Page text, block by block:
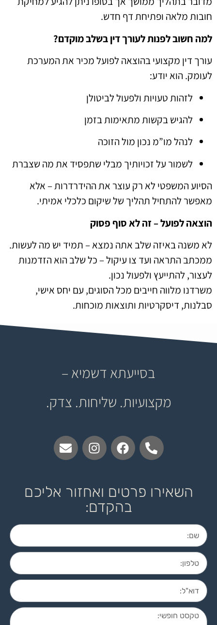
חובות מלאה ופתיחת דף חדש.
למה חשוב לפנות לעורך דין בשלב מוקדם?
עורך דין מקצועי בהוצאה לפועל מכיר את המערכת
לעומק. הוא יודע:
לזהות טעויות ולפעול לביטולן
להגיש בקשות מתאימות בזמן
לנהל מו”מ נכון מול הזוכה
לשמור על זכויותיך מבלי שתפסיד את מה שצברת
הסיוע המשפטי לא רק עוצר את ההידרדרות – אלא
מאפשר להתחיל תהליך של שיקום כלכלי אמיתי.
הוצאה לפועל – זה לא סוף פסוק
לא משנה באיזה שלב אתה נמצא – תמיד יש מה לעשות.
ממכתב התראה ועד צו עיקול – כל שלב הוא הזדמנות
לעצור, להתייעץ ולפעול נכון.
משרדנו מלווה חייבים מכל הסוגים, עם יחס אישי,
סבלנות, דיסקרטיות ותוצאות מוכחות.
בסייעתא דשמיא –
מקצועיות. שליחות. צדק.
השאירו פרטים ואחזור אליכם
בהקדם: